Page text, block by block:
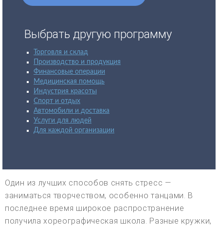
Выбрать другую программу
Торговля и склад
Производство и продукция
Финансовые операции
Медицинская помощь
Индустрия красоты
Спорт и отдых
Автомобили и доставка
Услуги для людей
Для каждой организации
Один из лучших способов снять стресс —
заниматься творчеством, особенно танцами. В
последнее время широкое распространение
получила хореографическая школа. Разные кружки,